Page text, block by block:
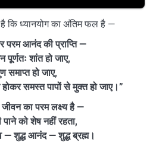
कि ध्यानयोग का अंतिम फल है —
परम आनंद की प्राप्ति —
पूर्णतः शांत हो जाए,
समाप्त हो जाए,
समस्त पापों से मुक्त हो जाए।”
जीवन का परम लक्ष्य है —
को शेष नहीं रहता,
शुद्ध आनंद — शुद्ध ब्रह्म।